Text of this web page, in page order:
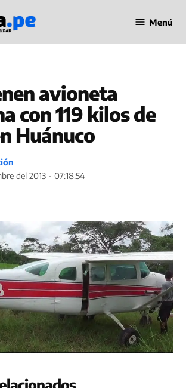
en Línea
Menú
avioneta
con 119 kilos de
Huánuco
del 2013 - 07:18:54